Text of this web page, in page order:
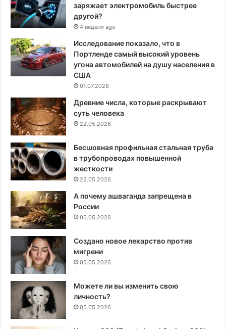
заряжает электромобиль быстрее
другой?
4 недели ago
Исследование показало, что в
Портленде самый высокий уровень
угона автомобилей на душу населения в
США
01.07.2026
Древние числа, которые раскрывают
суть человека
22.05.2026
Бесшовная профильная стальная труба
в трубопроводах повышенной
жесткости
22.05.2026
А почему ашваганда запрещена в
России
05.05.2026
Создано новое лекарство против
мигрени
05.05.2026
Можете ли вы изменить свою
личность?
05.05.2026